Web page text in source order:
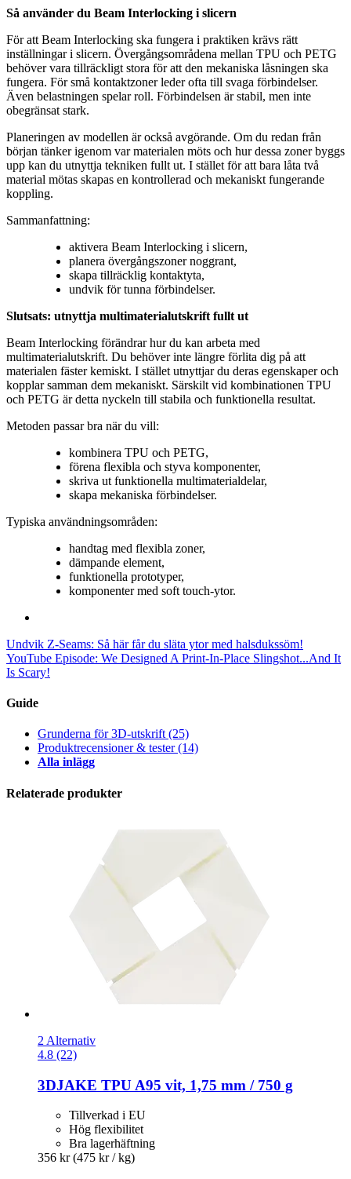
Så använder du Beam Interlocking i slicern
För att Beam Interlocking ska fungera i praktiken krävs rätt
inställningar i slicern. Övergångsområdena mellan TPU och PETG
behöver vara tillräckligt stora för att den mekaniska låsningen ska
fungera. För små kontaktzoner leder ofta till svaga förbindelser.
Även belastningen spelar roll. Förbindelsen är stabil, men inte
obegränsat stark.
Planeringen av modellen är också avgörande. Om du redan från
början tänker igenom var materialen möts och hur dessa zoner byggs
upp kan du utnyttja tekniken fullt ut. I stället för att bara låta två
material mötas skapas en kontrollerad och mekaniskt fungerande
koppling.
Sammanfattning:
aktivera Beam Interlocking i slicern,
planera övergångszoner noggrant,
skapa tillräcklig kontaktyta,
undvik för tunna förbindelser.
Slutsats: utnyttja multimaterialutskrift fullt ut
Beam Interlocking förändrar hur du kan arbeta med
multimaterialutskrift. Du behöver inte längre förlita dig på att
materialen fäster kemiskt. I stället utnyttjar du deras egenskaper och
kopplar samman dem mekaniskt. Särskilt vid kombinationen TPU
och PETG är detta nyckeln till stabila och funktionella resultat.
Metoden passar bra när du vill:
kombinera TPU och PETG,
förena flexibla och styva komponenter,
skriva ut funktionella multimaterialdelar,
skapa mekaniska förbindelser.
Typiska användningsområden:
handtag med flexibla zoner,
dämpande element,
funktionella prototyper,
komponenter med soft touch-ytor.
Undvik Z-Seams: Så här får du släta ytor med halsdukssöm!
YouTube Episode: We Designed A Print-In-Place Slingshot...And It
Is Scary!
Guide
Grunderna för 3D-utskrift(25)
Produktrecensioner & tester(14)
Alla inlägg
Relaterade produkter
2 Alternativ
4.8 (22)
3DJAKE TPU A95 vit, 1,75 mm / 750 g
Tillverkad i EU
Hög flexibilitet
Bra lagerhäftning
356 kr (475 kr / kg)